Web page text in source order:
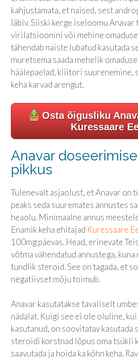
kahjustamata, et naised, sest
läbiv. Siiski kerge iseloomu Anavar
virilatsioonini või mehine
tähendab naiste lubatud kasutada
muretsema saada mehelik
häälepaelad, kliitori suurenemine,
keha karvad arengut.
Osta õigusliku
Kuressaare
Anavar
pikkus
Tulenevalt asjaolust, et Anavar on
peaks seda suuremates annustes
heaolu. Minimaalne annus
Enamik keha ehitajad Kuressaare
100mg päevas. Head, erinevate
võtma vähendatud annustega, kuna
tundlik steroid. See on tagada, et
negatiivset mõju toimub.
Anavar kasutatakse tavaliselt
nädalat. Kuigi see ei ole oluline,
kasutanud, on soovitatav kasutada
steroidi korstnad lõpus oma tsükli
saavutada ja hoida ka kõhn keha.